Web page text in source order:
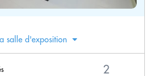
salle d'exposition